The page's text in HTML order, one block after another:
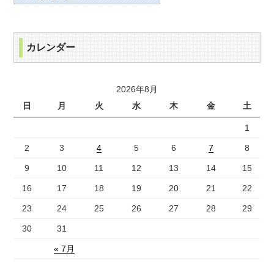
カレンダー
2026年8月
日
月 火 水 木 金 土
« 7月
1
2 3 4 5 6 7 8
9 10 11 12 13 14 15
16 17 18 19 20 21 22
23 24 25 26 27 28 29
30 31